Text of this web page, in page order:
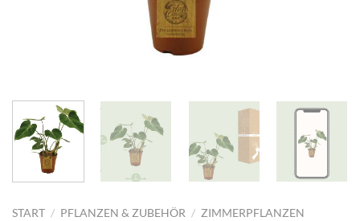
START / PFLANZEN & ZUBEHÖR / ZIMMERPFLANZEN